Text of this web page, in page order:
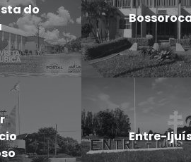
do
Entre-